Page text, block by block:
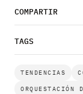
COMPARTIR
TAGS
TENDENCIAS
ORQUESTACIÓN